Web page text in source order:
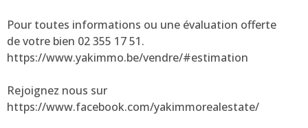
Pour toutes informations ou une évaluation offerte
de votre bien 02 355 17 51.
https://www.yakimmo.be/vendre/#estimation
Rejoignez nous sur
https://www.facebook.com/yakimmorealestate/